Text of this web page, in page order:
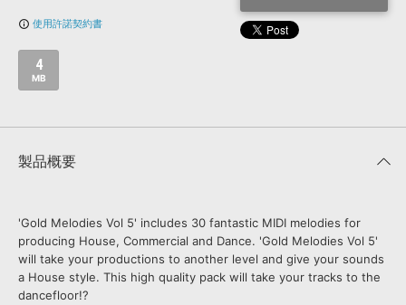
BGM »
SLS
info_outline 使用許諾契約書
4
MB
製品概要
'Gold Melodies Vol 5' includes 30 fantastic MIDI melodies for
producing House, Commercial and Dance. 'Gold Melodies Vol 5'
will take your productions to another level and give your sounds
a House style. This high quality pack will take your tracks to the
dancefloor!?